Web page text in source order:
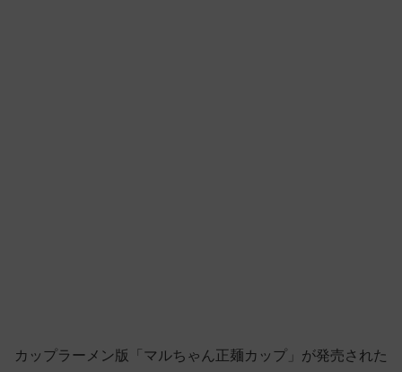
カップラーメン版「マルちゃん正麺カップ」が発売された